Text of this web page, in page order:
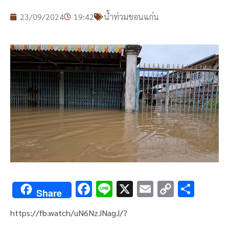
23/09/2024 19:42 น้ำท่วมขอนแก่น
Share F
ac
e
Li
n
e
X E C
https://fb.watch/uN6NzJNagJ/?